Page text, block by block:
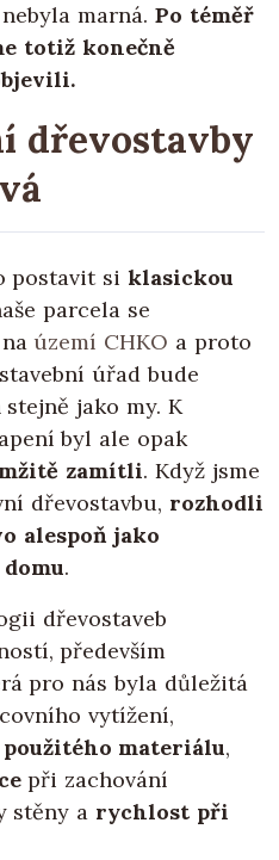
marná. Po téměř
totiž konečně
dřevostavby
postavit si klasickou
parcela se
naúzemí CHKO a proto
úřad bude
stejně jako my. K
byl ale opak
zamítli. Když jsme
dřevostavbu, rozhodli
alespoň jako
.
dřevostaveb
především
pro nás byla důležitá
vytížení,
materiálu,
při zachování
stěny a rychlost při